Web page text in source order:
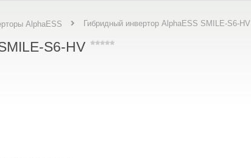
AlphaESS Гибридный инвертор AlphaESS SMILE-S6-HV
S6-HV